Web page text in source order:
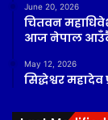
June 20, 2026
चितवन
आज नेपाल
May 12, 2026
सिद्धेश्वर